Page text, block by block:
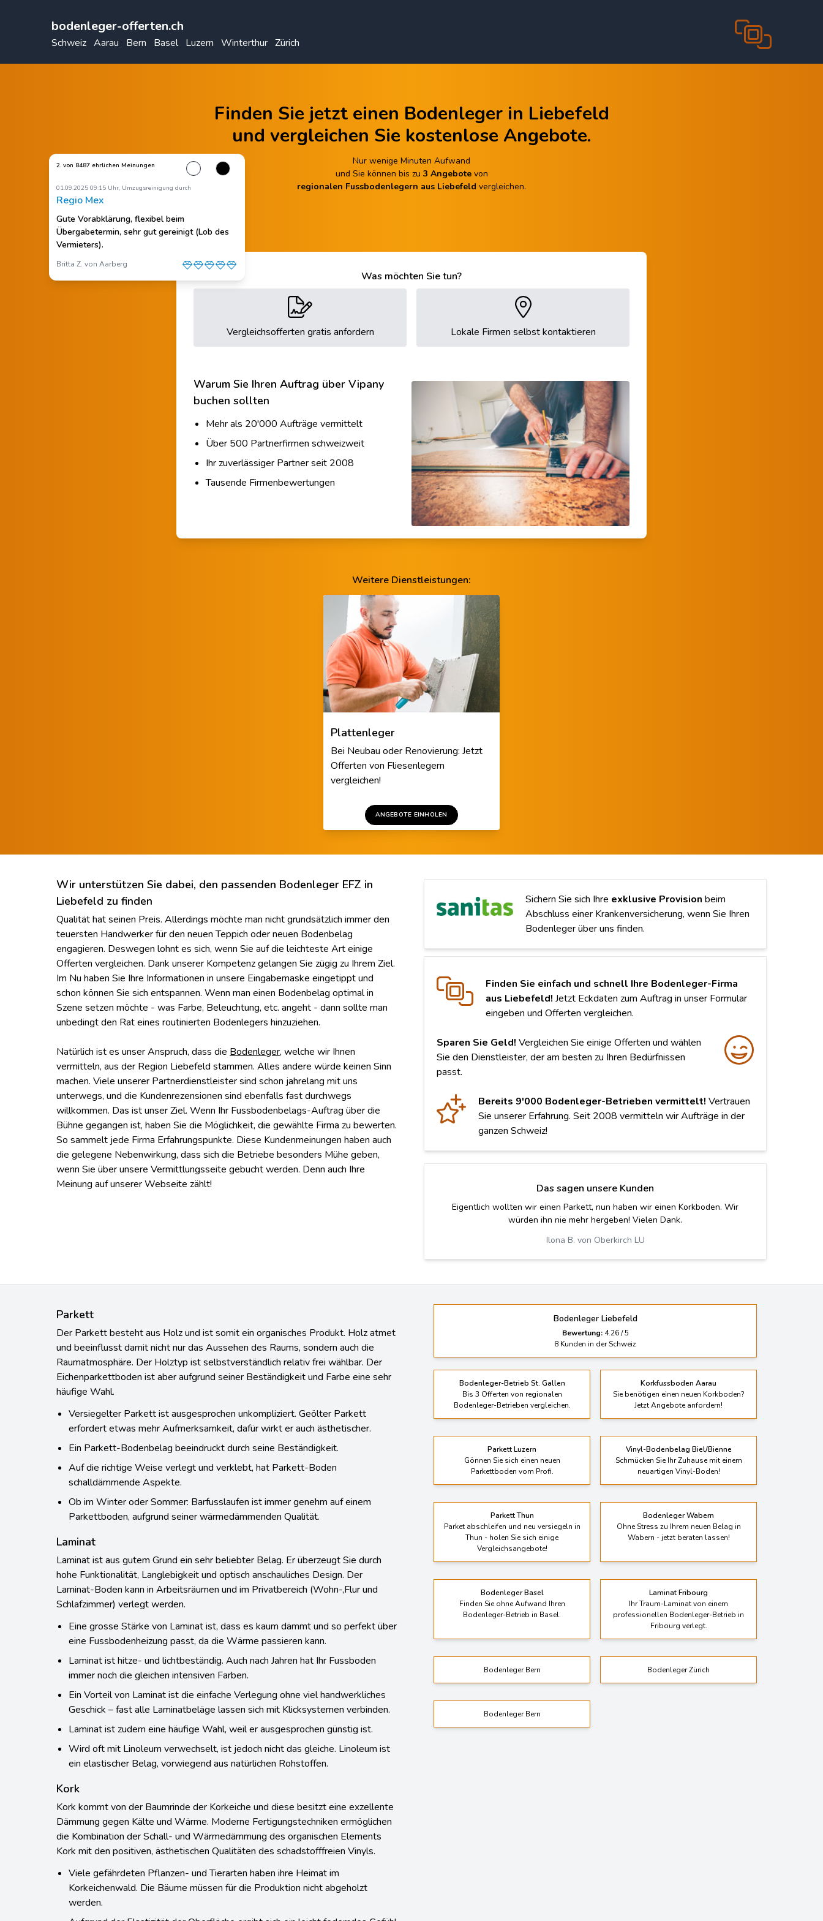
bodenleger-offerten.ch
Schweiz Aarau Bern Basel Luzern Winterthur Zürich
Finden Sie jetzt einen Bodenleger in Liebefeld
und vergleichen Sie kostenlose Angebote.
Nur wenige Minuten Aufwand
und Sie können bis zu 3 Angebotevon
regionalen Fussbodenlegern aus Liebefeld vergleichen.
2. von 8487 ehrlichen Meinungen
01.09.2025 09:15 Uhr, Umzugsreinigung durch
Regio Mex
Gute Vorabklärung, flexibel beim
Übergabetermin, sehr gut gereinigt (Lob des
Vermieters).
Britta Z. von Aarberg
Was möchten Sie tun?
Vergleichsofferten gratis anfordern Lokale Firmen selbst kontaktieren
Warum Sie Ihren Auftrag über Vipany
buchen sollten
Mehr als 20'000 Aufträge vermittelt
Über 500 Partnerfirmen schweizweit
Ihr zuverlässiger Partner seit 2008
Tausende Firmenbewertungen
Weitere Dienstleistungen:
Plattenleger
Bei Neubau oder Renovierung: Jetzt
Offerten von Fliesenlegern
vergleichen!
ANGEBOTE EINHOLEN
Wir unterstützen Sie dabei, den passenden Bodenleger EFZ in
Liebefeld zu finden
Qualität hat seinen Preis. Allerdings möchte man nicht grundsätzlich immer den
teuersten Handwerker für den neuen Teppich oder neuen Bodenbelag
engagieren. Deswegen lohnt es sich, wenn Sie auf die leichteste Art einige
Offerten vergleichen. Dank unserer Kompetenz gelangen Sie zügig zu Ihrem Ziel.
Im Nu haben Sie Ihre Informationen in unsere Eingabemaske eingetippt und
schon können Sie sich entspannen. Wenn man einen Bodenbelag optimal in
Szene setzen möchte - was Farbe, Beleuchtung, etc. angeht - dann sollte man
unbedingt den Rat eines routinierten Bodenlegers hinzuziehen.
Natürlich ist es unser Anspruch, dass die Bodenleger, welche wir Ihnen
vermitteln, aus der Region Liebefeld stammen. Alles andere würde keinen Sinn
machen. Viele unserer Partnerdienstleister sind schon jahrelang mit uns
unterwegs, und die Kundenrezensionen sind ebenfalls fast durchwegs
willkommen. Das ist unser Ziel. Wenn Ihr Fussbodenbelags-Auftrag über die
Bühne gegangen ist, haben Sie die Möglichkeit, die gewählte Firma zu bewerten.
So sammelt jede Firma Erfahrungspunkte. Diese Kundenmeinungen haben auch
die gelegene Nebenwirkung, dass sich die Betriebe besonders Mühe geben,
wenn Sie über unsere Vermittlungsseite gebucht werden. Denn auch Ihre
Meinung auf unserer Webseite zählt!
Sichern Sie sich Ihre exklusive Provision beim
Abschluss einer Krankenversicherung, wenn Sie Ihren
Bodenleger über uns finden.
Finden Sie einfach und schnell Ihre Bodenleger-Firma
aus Liebefeld! Jetzt Eckdaten zum Auftrag in unser Formular
eingeben und Offerten vergleichen.
Sparen Sie Geld! Vergleichen Sie einige Offerten und wählen
Sie den Dienstleister, der am besten zu Ihren Bedürfnissen
passt.
Bereits 9'000 Bodenleger-Betrieben vermittelt! Vertrauen
Sie unserer Erfahrung. Seit 2008 vermitteln wir Aufträge in der
ganzen Schweiz!
Das sagen unsere Kunden
Der Parkett wurde einwandfrei verlegt. Vielen Dank für die prompte Erledigung!
Albert P. von Mönchaltorf
Der Parkett besteht aus Holz und ist somit ein organisches Produkt. Holz atmet
und beeinflusst damit nicht nur das Aussehen des Raums, sondern auch die
Raumatmosphäre. Der Holztyp ist selbstverständlich relativ frei wählbar. Der
Eichenparkettboden ist aber aufgrund seiner Beständigkeit und Farbe eine sehr
häufige Wahl.
Versiegelter Parkett ist ausgesprochen unkompliziert. Geölter Parkett
erfordert etwas mehr Aufmerksamkeit, dafür wirkt er auch ästhetischer.
Ein Parkett-Bodenbelag beeindruckt durch seine Beständigkeit.
Auf die richtige Weise verlegt und verklebt, hat Parkett-Boden
schalldämmende Aspekte.
Ob im Winter oder Sommer: Barfusslaufen ist immer genehm auf einem
Parkettboden, aufgrund seiner wärmedämmenden Qualität.
Laminat ist aus gutem Grund ein sehr beliebter Belag. Er überzeugt Sie durch
hohe Funktionalität, Langlebigkeit und optisch anschauliches Design. Der
Laminat-Boden kann in Arbeitsräumen und im Privatbereich (Wohn-,Flur und
Schlafzimmer) verlegt werden.
Eine grosse Stärke von Laminat ist, dass es kaum dämmt und so perfekt über
eine Fussbodenheizung passt, da die Wärme passieren kann.
Laminat ist hitze- und lichtbeständig. Auch nach Jahren hat Ihr Fussboden
immer noch die gleichen intensiven Farben.
Ein Vorteil von Laminat ist die einfache Verlegung ohne viel handwerkliches
Geschick – fast alle Laminatbeläge lassen sich mit Klicksystemen verbinden.
Laminat ist zudem eine häufige Wahl, weil er ausgesprochen günstig ist.
Wird oft mit Linoleum verwechselt, ist jedoch nicht das gleiche. Linoleum ist
ein elastischer Belag, vorwiegend aus natürlichen Rohstoffen.
Kork kommt von der Baumrinde der Korkeiche und diese besitzt eine exzellente
Dämmung gegen Kälte und Wärme. Moderne Fertigungstechniken ermöglichen
die Kombination der Schall- und Wärmedämmung des organischen Elements
Kork mit den positiven, ästhetischen Qualitäten des schadstofffreien Vinyls.
Viele gefährdeten Pflanzen- und Tierarten haben ihre Heimat im
Korkeichenwald. Die Bäume müssen für die Produktion nicht abgeholzt
werden.
Aufgrund der Elastizität der Oberfläche ergibt sich ein leicht federndes Gefühl
Bodenleger Liebefeld
Bewertung:4.26/5
Kunden in der Schweiz
Bodenleger-Betrieb St. Gallen
Bis 3 Offerten von regionalen
Bodenleger-Betrieben vergleichen.
Korkfussboden Aarau
Sie benötigen einen neuen Korkboden?
Jetzt Angebote anfordern!
Parkett Luzern
Gönnen Sie sich einen neuen
Parkettboden vom Profi.
Vinyl-Bodenbelag Biel/Bienne
Schmücken Sie Ihr Zuhause mit einem
neuartigen Vinyl-Boden!
Parkett Thun
Parket abschleifen und neu versiegeln in
Thun - holen Sie sich einige
Vergleichsangebote!
Bodenleger Wabern
Ohne Stress zu Ihrem neuen Belag in
Wabern - jetzt beraten lassen!
Bodenleger Basel
Finden Sie ohne Aufwand Ihren
Bodenleger-Betrieb in Basel.
Laminat Fribourg
Ihr Traum-Laminat von einem
professionellen Bodenleger-Betrieb in
Fribourg verlegt.
Bodenleger Bern Bodenleger Zürich
Bodenleger Bern